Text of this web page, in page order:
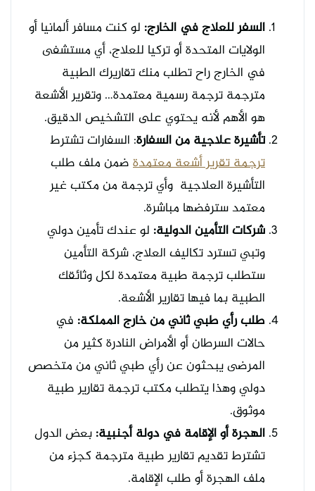
السفر للعلاج في الخارج: لو كنت مسافر ألمانيا أو
الولايات المتحدة أو تركيا للعلاج، أي مستشفى
في الخارج راح تطلب منك تقاريرك الطبية
مترجمة ترجمة رسمية معتمدة… وتقرير الأشعة
هو الأهم لأنه يحتوي على التشخيص الدقيق.
تأشيرة علاجية من السفارة: السفارات تشترط
ترجمة تقرير أشعة معتمدة ضمن ملف طلب
التأشيرة العلاجية وأي ترجمة من مكتب غير
معتمد سترفضها مباشرة.
شركات التأمين الدولية: لو عندك تأمين دولي
وتبي تسترد تكاليف العلاج، شركة التأمين
ستطلب ترجمة طبية معتمدة لكل وثائقك
الطبية بما فيها تقارير الأشعة.
طلب رأي طبي ثاني من خارج المملكة: في
حالات السرطان أو الأمراض النادرة كثير من
المرضى يبحثون عن رأي طبي ثاني من متخصص
دولي وهذا يتطلب مكتب ترجمة تقارير طبية
موثوق.
الهجرة أو الإقامة في دولة أجنبية: بعض الدول
تشترط تقديم تقارير طبية مترجمة كجزء من
ملف الهجرة أو طلب الإقامة.